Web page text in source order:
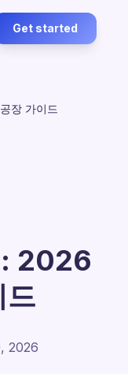
Get started
장 가이드
: 2026
드
2026